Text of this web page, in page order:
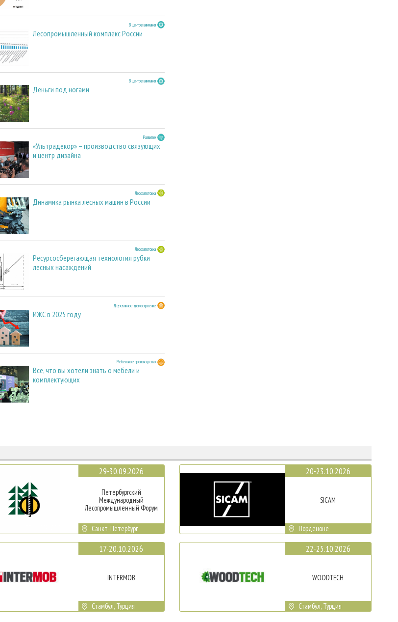
В центре внимания
Лесопромышленный комплекс России
В центре внимания
Деньги под ногами
Развитие
«Ультрадекор» – производство связующих
и центр дизайна
Лесозаготовка
Динамика рынка лесных машин в России
Лесозаготовка
Ресурсосберегающая технология рубки
лесных насаждений
Деревянное домостроение
ИЖС в 2025 году
Мебельное производство
Всё, что вы хотели знать о мебели и
комплектующих
29-30.09.2026
Петербургский
Международный
Лесопромышленный Форум
Санкт-Петербург
17-20.10.2026
INTERMOB
Стамбул, Турция
20-23.10.2026
SICAM
Порденоне
22-25.10.2026
WOODTECH
Стамбул, Турция